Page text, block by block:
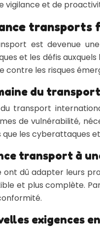
vigilance et de
est devenue
et les défis
les risques
du
transport
de vulnérabilité,
les cyberattaques
transport à
ont dû adapter leurs
et plus complète.
exigences